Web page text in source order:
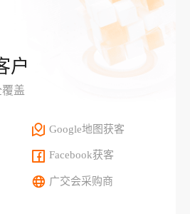
户
盖
Google地图获客
Facebook获客
广交会采购商